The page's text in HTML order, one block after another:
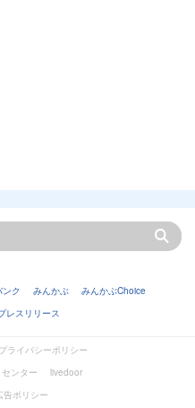
ンク みんかぶ
みんかぶChoice
レスリリース
プライバシーポリシー
ンター
livedoor
告ポリシー